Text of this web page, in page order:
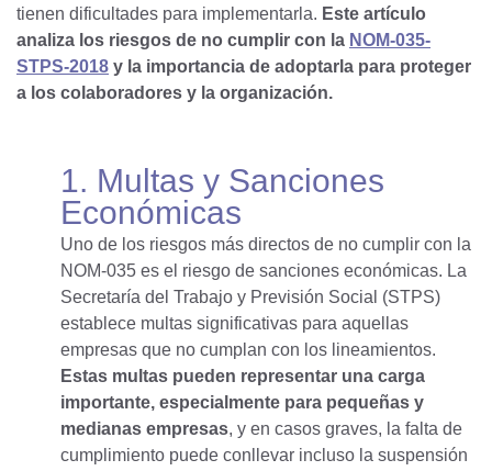
tienen dificultades para implementarla. Este artículo
analiza los riesgos de no cumplir con la NOM-035-
STPS-2018 y la importancia de adoptarla para proteger
a los colaboradores y la organización.
1. Multas y Sanciones
Económicas
Uno de los riesgos más directos de no cumplir con la
NOM-035 es el riesgo de sanciones económicas. La
Secretaría del Trabajo y Previsión Social (STPS)
establece multas significativas para aquellas
empresas que no cumplan con los lineamientos.
Estas multas pueden representar una carga
importante, especialmente para pequeñas y
medianas empresas, y en casos graves, la falta de
cumplimiento puede conllevar incluso la suspensión